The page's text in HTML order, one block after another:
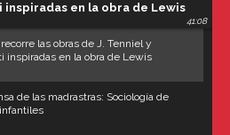
en la obra de Lewis
41:08
las obras de J. Tenniel y
inspiradas en la obra de Lewis
de las madrastras: Sociología de